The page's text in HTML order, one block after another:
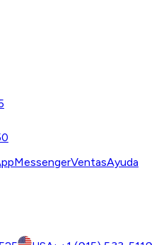
MessengerVentasAyuda